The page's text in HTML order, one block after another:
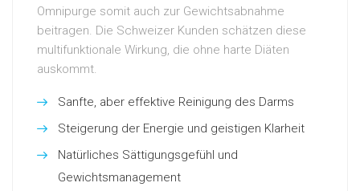
Omnipurge somit auch zur Gewichtsabnahme
beitragen. Die Schweizer Kunden schätzen diese
multifunktionale Wirkung, die ohne harte Diäten
auskommt.
Sanfte, aber effektive Reinigung des Darms
Steigerung der Energie und geistigen Klarheit
Natürliches Sättigungsgefühl und
Gewichtsmanagement